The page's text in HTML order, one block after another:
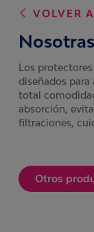
VOLVER A
Los
diseñados
total
absorción,
filtraciones,
Otros